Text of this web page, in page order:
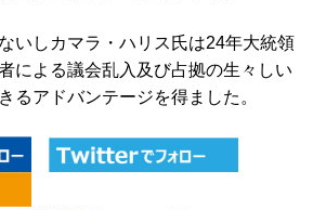
いしカマラ・ハリス氏は24年大統領
による議会乱入及び占拠の生々しい
るアドバンテージを得ました。